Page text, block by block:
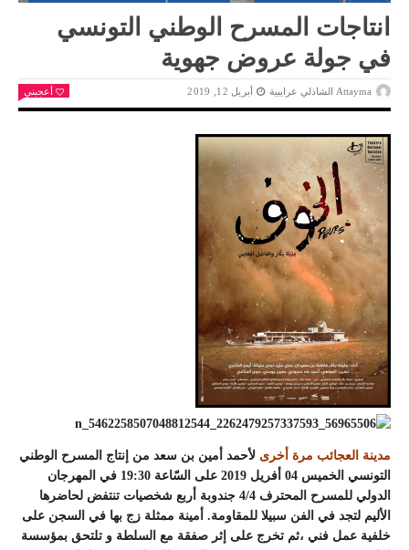
انتاجات المسرح الوطني التونسي
في جولة عروض جهوية
Attayma الشاذلي عرايبية أبريل 12, 2019 أعجبني
مدينة العجائب مرة أخرى لأحمد أمين بن سعد من إنتاج المسرح الوطني
التونسي الخميس 04 أفريل 2019 على السّاعة 19:30 في المهرجان
الدولي للمسرح المحترف 4/4 جندوبة أربع شخصيات تنتفض لحاضرها
الأليم لتجد في الفن سبيلا للمقاومة. أمينة ممثلة زج بها في السجن على
خلفية عمل فني ،ثم تخرج على إثر صفقة مع السلطة و تلتحق بمؤسسة